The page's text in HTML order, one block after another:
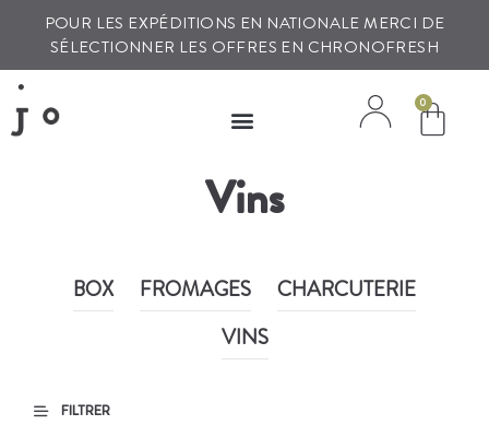
POUR LES EXPÉDITIONS EN NATIONALE MERCI DE
SÉLECTIONNER LES OFFRES EN CHRONOFRESH
0
Vins
BOX FROMAGES
CHARCUTERIE
VINS
FILTRER